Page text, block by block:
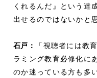
くれるんだ』という達
出せるのではないかと
石戸：
「視聴者には教
ラミング教育必修化に
のか迷っている方も多